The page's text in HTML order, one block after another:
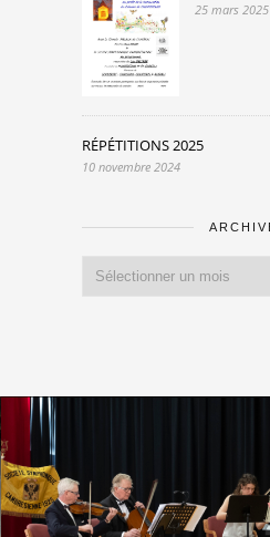
25 mars 2025
RÉPÉTITIONS 2025
10 novembre 2024